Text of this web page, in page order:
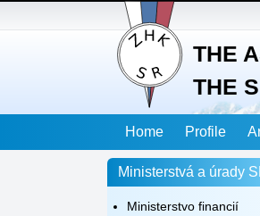
THE
THE
Home Profile
Ministerstvá a úrady
Ministerstvo financií